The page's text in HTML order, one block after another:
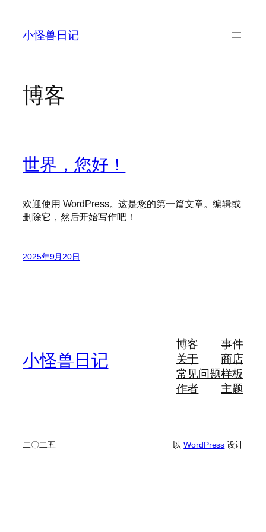
小怪兽日记
博客
世界，您好！
欢迎使用 WordPress。这是您的第一篇文章。编辑或
删除它，然后开始写作吧！
2025年9月20日
小怪兽日记
博客
关于
常见问题
作者
事件
商店
样板
主题
二〇二五 以WordPress 设计